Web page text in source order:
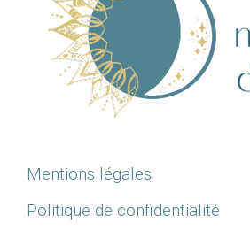
Mentions légales
Politique de confidentialité